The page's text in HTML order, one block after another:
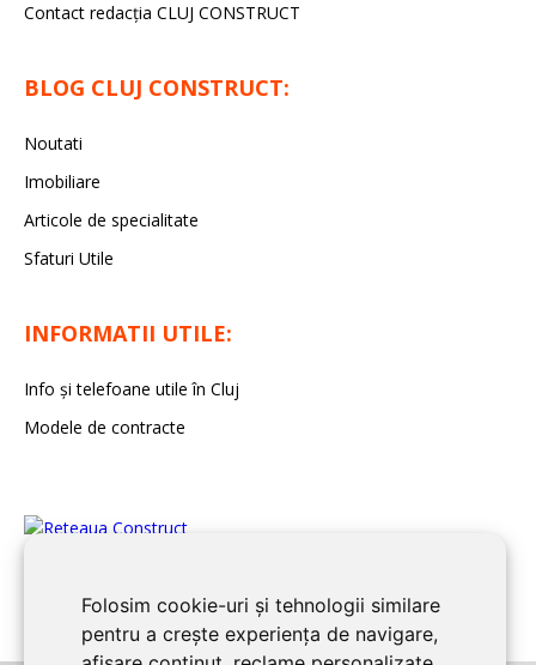
Folosim cookie-uri și tehnologii similare
pentru a crește experiența de navigare,
Contact redacția CLUJ CONSTRUCT
BLOG CLUJ CONSTRUCT:
Noutati
Imobiliare
Articole de specialitate
Sfaturi Utile
INFORMATII UTILE:
Info și telefoane utile în Cluj
Modele de contracte